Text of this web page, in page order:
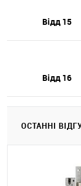
Відд 15
Відд 16
ОСТАННІ